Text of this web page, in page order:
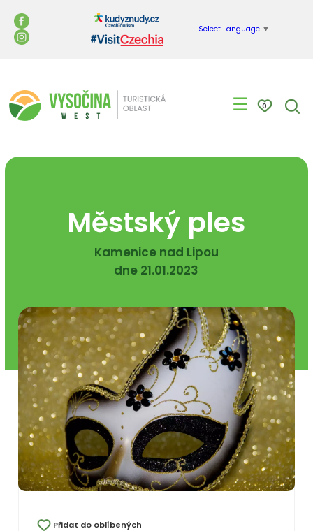
Select Language ▼
☰ 0
Městský ples
Kamenice nad Lipou
dne 21.01.2023
Přidat do oblíbených